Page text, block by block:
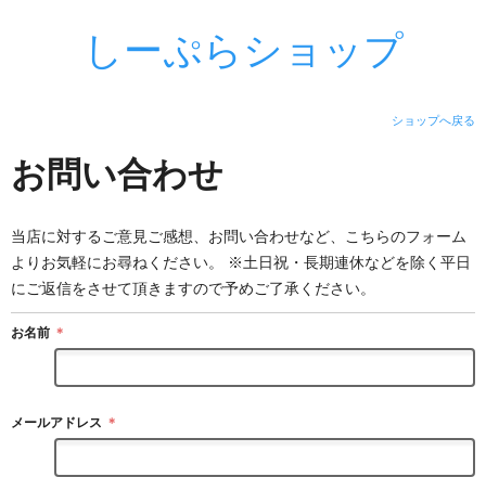
しーぷらショップ
ショップへ戻る
お問い合わせ
当店に対するご意見ご感想、お問い合わせなど、こちらのフォーム
よりお気軽にお尋ねください。 ※土日祝・長期連休などを除く平日
にご返信をさせて頂きますので予めご了承ください。
お名前 ＊
メールアドレス ＊